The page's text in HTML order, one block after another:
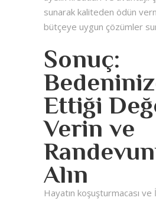
sunarak kaliteden ödün
bütçeye uygun çözümler
Sonuç:
Ettiği
Verin ve
Alın
Hayatın koşuşturmacası ve